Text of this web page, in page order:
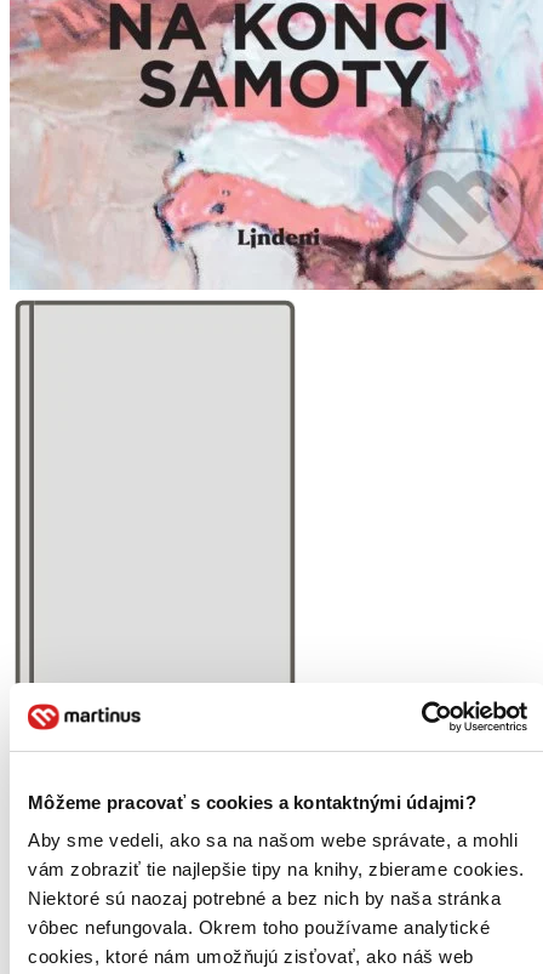
Môžeme pracovať s cookies a kontaktnými údajmi?
Aby sme vedeli, ako sa na našom webe správate, a mohli
vám zobraziť tie najlepšie tipy na knihy, zbierame cookies.
Niektoré sú naozaj potrebné a bez nich by naša stránka
vôbec nefungovala. Okrem toho používame analytické
cookies, ktoré nám umožňujú zisťovať, ako náš web
Moje aktivity
Judita Färbernapísala recenziu
02.09.2025 22:47
Ťažké, preťažké čítanie. Napísané kvalitným jazykom, klobúk dole
aj za preklad. V istej časti som musela knihu odložiť a neskôr sa k
nej vrátiť. Takmer po poslednú stranu prináša osudové zvraty.
Homo homini lupus est.